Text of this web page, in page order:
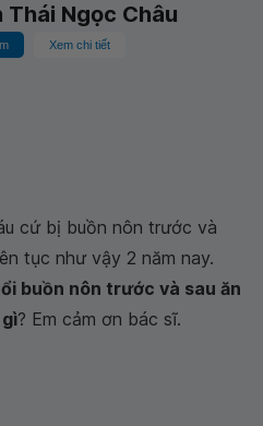
Thái Ngọc Châu
Xem chi tiết
cứ bị buồn nôn trước và
tục như vậy 2 năm nay.
buồn nôn trước và sau ăn
? Em cảm ơn bác sĩ.